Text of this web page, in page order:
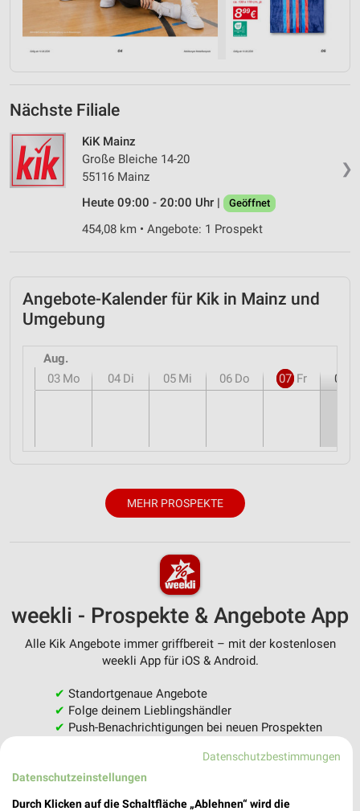
Nächste Filiale
❯
KiK Mainz
Große Bleiche 14-20
55116 Mainz
Heute 09:00 - 20:00 Uhr |
Geöffnet
454,08 km • Angebote: 1 Prospekt
Angebote-Kalender für Kik in Mainz und
Umgebung
Aug.
03 Mo 04 Di 05 Mi 06 Do 07 Fr 08
MEHR PROSPEKTE
weekli - Prospekte & Angebote App
Alle Kik Angebote immer griffbereit – mit der kostenlosen
weekli App für iOS & Android.
✔ Standortgenaue Angebote
✔ Folge deinem Lieblingshändler
✔ Push-Benachrichtigungen bei neuen Prospekten
JETZT LADEN UND SPAREN!
Datenschutzbestimmungen
Datenschutzeinstellungen
Durch Klicken auf die Schaltfläche „Ablehnen“ wird die